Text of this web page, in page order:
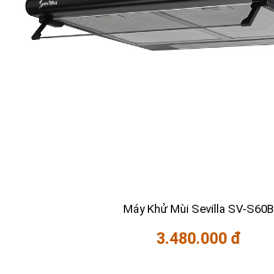
Máy Khử Mùi Sevilla SV-S60B
3.480.000 đ